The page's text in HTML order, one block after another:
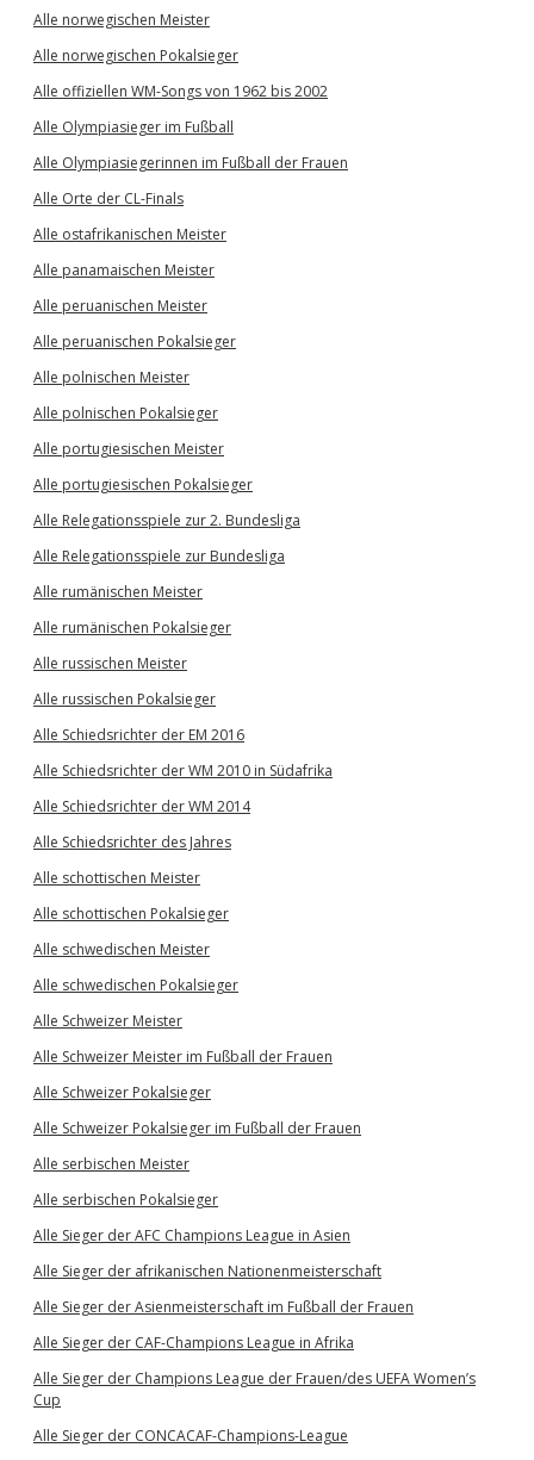
Alle norwegischen Meister
Alle norwegischen Pokalsieger
Alle offiziellen WM-Songs von 1962 bis 2002
Alle Olympiasieger im Fußball
Alle Olympiasiegerinnen im Fußball der Frauen
Alle Orte der CL-Finals
Alle ostafrikanischen Meister
Alle panamaischen Meister
Alle peruanischen Meister
Alle peruanischen Pokalsieger
Alle polnischen Meister
Alle polnischen Pokalsieger
Alle portugiesischen Meister
Alle portugiesischen Pokalsieger
Alle Relegationsspiele zur 2. Bundesliga
Alle Relegationsspiele zur Bundesliga
Alle rumänischen Meister
Alle rumänischen Pokalsieger
Alle russischen Meister
Alle russischen Pokalsieger
Alle Schiedsrichter der EM 2016
Alle Schiedsrichter der WM 2010 in Südafrika
Alle Schiedsrichter der WM 2014
Alle Schiedsrichter des Jahres
Alle schottischen Meister
Alle schottischen Pokalsieger
Alle schwedischen Meister
Alle schwedischen Pokalsieger
Alle Schweizer Meister
Alle Schweizer Meister im Fußball der Frauen
Alle Schweizer Pokalsieger
Alle Schweizer Pokalsieger im Fußball der Frauen
Alle serbischen Meister
Alle serbischen Pokalsieger
Alle Sieger der AFC Champions League in Asien
Alle Sieger der afrikanischen Nationenmeisterschaft
Alle Sieger der Asienmeisterschaft im Fußball der Frauen
Alle Sieger der CAF-Champions League in Afrika
Alle Sieger der Champions League der Frauen/des UEFA Women’s
Cup
Alle Sieger der CONCACAF-Champions-League